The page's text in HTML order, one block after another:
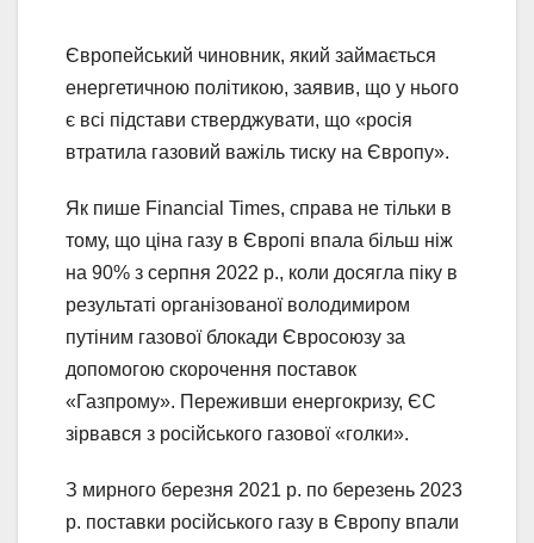
Європейський чиновник, який займається
енергетичною політикою, заявив, що у нього
є всі підстави стверджувати, що «росія
втратила газовий важіль тиску на Європу».
Як пише Financial Times, справа не тільки в
тому, що ціна газу в Європі впала більш ніж
на 90% з серпня 2022 р., коли досягла піку в
результаті організованої володимиром
путіним газової блокади Євросоюзу за
допомогою скорочення поставок
«Газпрому». Переживши енергокризу, ЄС
зірвався з російського газової «голки».
З мирного березня 2021 р. по березень 2023
р. поставки російського газу в Європу впали